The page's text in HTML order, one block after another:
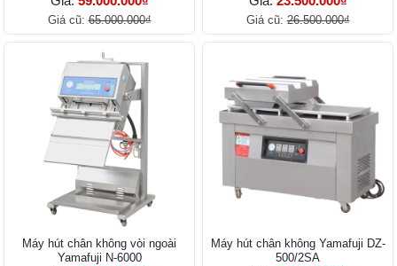
Giá cũ:65.000.000₫ Giá cũ:26.500.000₫
Máy hút chân không vòi ngoài
Yamafuji N-6000
Máy hút chân không Yamafuji DZ-
500/2SA